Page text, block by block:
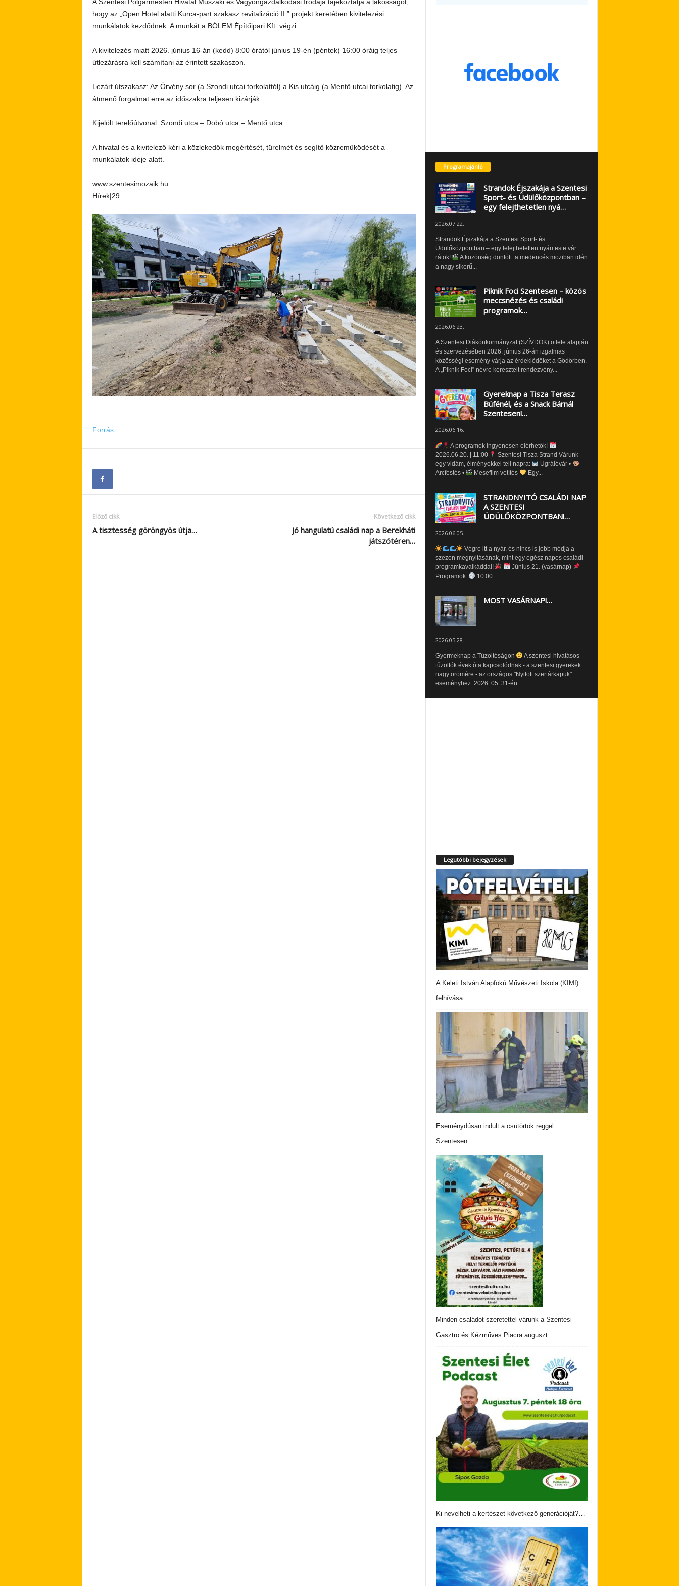
hogy az „Open Hotel alatti Kurca-part szakasz revitalizáció II.” projekt keretében kivitelezési
munkálatok kezdődnek. A munkát a BÓLEM Építőipari Kft. végzi.
A kivitelezés miatt 2026. június 16-án (kedd) 8:00 órától június 19-én (péntek) 16:00 óráig teljes
útlezárásra kell számítani az érintett szakaszon.
Lezárt útszakasz: Az Örvény sor (a Szondi utcai torkolattól) a Kis utcáig (a Mentő utcai torkolatig). Az
átmenő forgalmat erre az időszakra teljesen kizárják.
Kijelölt terelőútvonal: Szondi utca – Dobó utca – Mentő utca.
A hivatal és a kivitelező kéri a közlekedők megértését, türelmét és segítő közreműködését a
munkálatok ideje alatt.
www.szentesimozaik.hu
Hírek|29
Forrás
Előző cikk
A tisztesség göröngyös útja…
Következő cikk
Jó hangulatú családi nap a Berekháti
játszótéren…
Programajánló
Strandok Éjszakája a Szentesi
Sport- és Üdülőközpontban –
egy felejthetetlen nyá…
2026.07.22.
Strandok Éjszakája a Szentesi Sport- és
Üdülőközpontban – egy felejthetetlen nyári este vár
rátok!
A közönség döntött: a medencés moziban idén
a nagy sikerű...
Piknik Foci Szentesen – közös
meccsnézés és családi
programok…
2026.06.23.
A Szentesi Diákönkormányzat (SZÍVDÖK) ötlete alapján
és szervezésében 2026. június 26-án izgalmas
közösségi esemény várja az érdeklődőket a Gödörben.
A „Piknik Foci” névre keresztelt rendezvény...
Gyereknap a Tisza Terasz
Büfénél, és a Snack Bárnál
Szentesen!…
2026.06.16.
A programok ingyenesen elérhetők!
2026.06.20. | 11:00
Szentesi Tisza Strand Várunk
egy vidám, élményekkel teli napra:
Ugrálóvár •
Arcfestés •
Mesefilm vetítés Egy...
STRANDNYITÓ CSALÁDI NAP
A SZENTESI
ÜDÜLŐKÖZPONTBAN!…
2026.06.05.
Végre itt a nyár, és nincs is jobb módja a
szezon megnyitásának, mint egy egész napos családi
programkavalkáddal!
Június 21. (vasárnap)
Programok:
10:00...
MOST VASÁRNAP!…
2026.05.28.
Gyermeknap a Tűzoltóságon
A szentesi hivatásos
tűzoltók évek óta kapcsolódnak - a szentesi gyerekek
nagy örömére - az országos "Nyitott szertárkapuk"
eseményhez. 2026. 05. 31-én...
Legutóbbi bejegyzések
A Keleti István Alapfokú Művészeti Iskola (KIMI)
felhívása…
Eseménydúsan indult a csütörtök reggel
Szentesen…
Minden családot szeretettel várunk a Szentesi
Gasztro és Kézműves Piacra auguszt…
Ki nevelheti a kertészet következő generációját?…